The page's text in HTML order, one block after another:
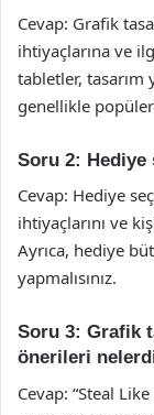
Cevap: Grafik
ihtiyaçlarına ve
tabletler, tasarım
genellikle
Soru 2:
Cevap: Hediye
ihtiyaçlarını ve
Ayrıca, hediye
yapmalısınız.
Soru 3: Grafik
önerileri
Cevap: “Steal